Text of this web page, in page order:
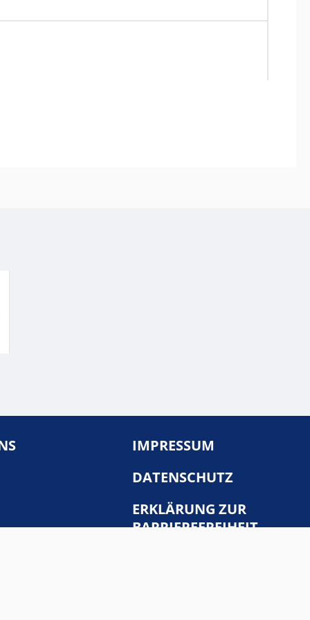
IMPRESSUM
DATENSCHUTZ
ERKLÄRUNG ZUR
BARRIEREFREIHEIT